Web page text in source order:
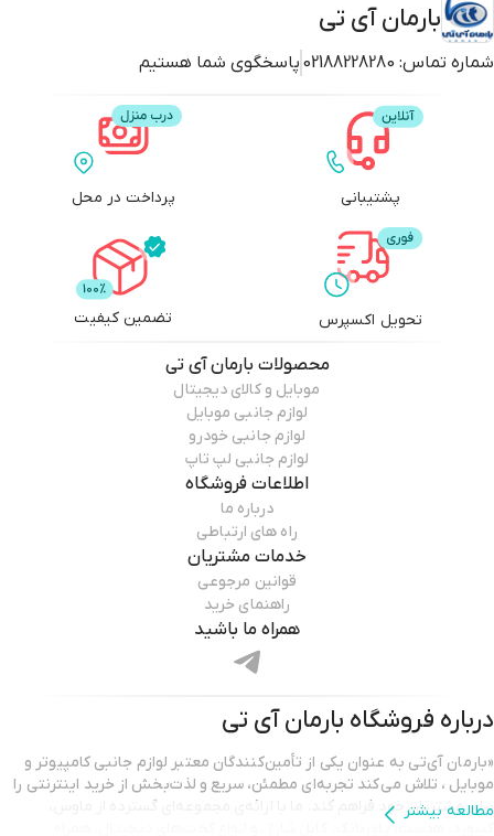
بارمان آی تی
شماره تماس: 02188228280 پاسخگوی شما هستیم
پشتیبانی پرداخت در محل
تحویل اکسپرس تضمین کیفیت
محصولات بارمان آی تی
موبایل و کالای دیجیتال
لوازم جانبی موبایل
لوازم جانبی خودرو
لوازم جانبی لپ تاپ
اطلاعات فروشگاه
درباره ما
راه های ارتباطی
خدمات مشتریان
قوانین مرجوعی
راهنمای خرید
همراه ما باشید
درباره فروشگاه بارمان آی تی
«بارمان آی‌تی به عنوان یکی از تأمین‌کنندگان معتبر لوازم جانبی کامپیوتر و
موبایل ، تلاش می‌کند تجربه‌ای مطمئن، سریع و لذت‌بخش از خرید اینترنتی را
برای مشتریان خود فراهم کند. ما با ارائه‌ی مجموعه‌ای گسترده از ماوس،
کیبورد، هدست، پاوربانک، کابل شارژ ،و انواع گجت‌های دیجیتال، همراه
مطالعه بیشتر